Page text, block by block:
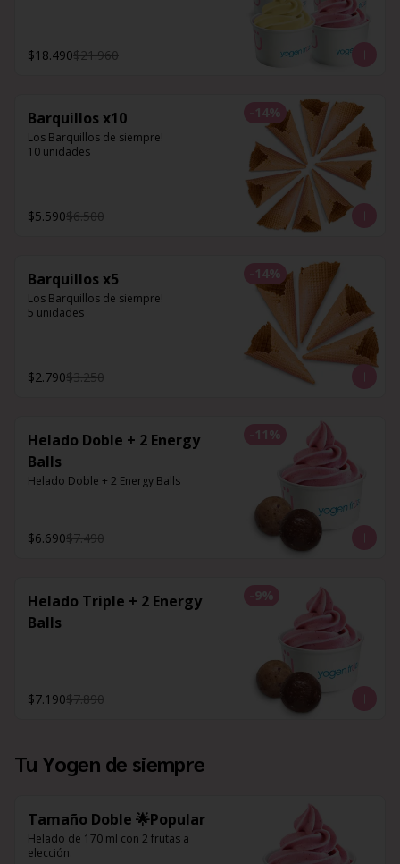
$18.490$21.960
-14%
Barquillos x10
Los Barquillos de siempre!
10 unidades
$5.590$6.500
-14%
Barquillos x5
Los Barquillos de siempre!
5 unidades
$2.790$3.250
-11 %
Helado Doble + 2 Energy
Balls
Helado Doble + 2 Energy Balls
$6.690$7.490
-9%
Helado Triple + 2 Energy
Balls
$7.190$7.890
Tu Yogen de siempre
Tamaño Doble 🌟Popular
Helado de 170 ml con 2 frutas a
elección.